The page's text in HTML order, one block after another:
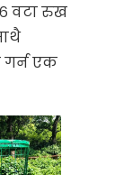
वटा रुख
गर्न एक